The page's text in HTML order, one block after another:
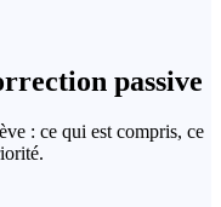
passive
: ce qui est compris, ce